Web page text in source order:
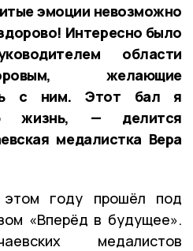
эмоции невозможно
Интересно было
области
желающие
с ним. Этот бал я
жизнь, — делится
медалистка Вера
этом году прошёл под
«Вперёд в будущее».
медалистов